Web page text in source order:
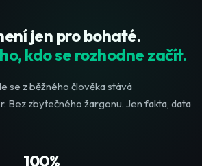
jen pro bohaté.
kdo se rozhodne začít.
se z běžného člověka stává
Bez zbytečného žargonu. Jen fakta, data
100%